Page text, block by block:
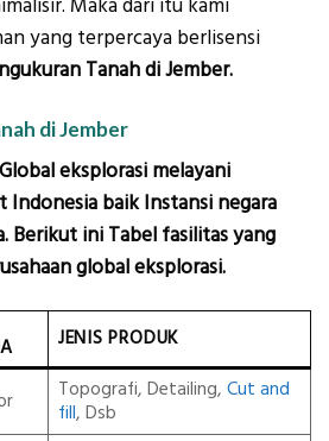
yang terpercaya berlisensi
Tanah di Jember.
di Jember
eksplorasi melayani
Indonesia baik Instansi negara
Berikut ini Tabel fasilitas yang
global eksplorasi.
JENIS PRODUK
Topografi, Detailing, Cut and
fill, Dsb